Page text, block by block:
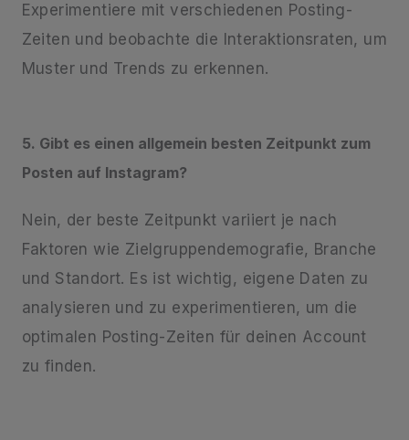
Experimentiere mit verschiedenen Posting-
Zeiten und beobachte die Interaktionsraten, um
Muster und Trends zu erkennen.
5. Gibt es einen allgemein besten Zeitpunkt zum
Posten auf Instagram?
Nein, der beste Zeitpunkt variiert je nach
Faktoren wie Zielgruppendemografie, Branche
und Standort. Es ist wichtig, eigene Daten zu
analysieren und zu experimentieren, um die
optimalen Posting-Zeiten für deinen Account
zu finden.